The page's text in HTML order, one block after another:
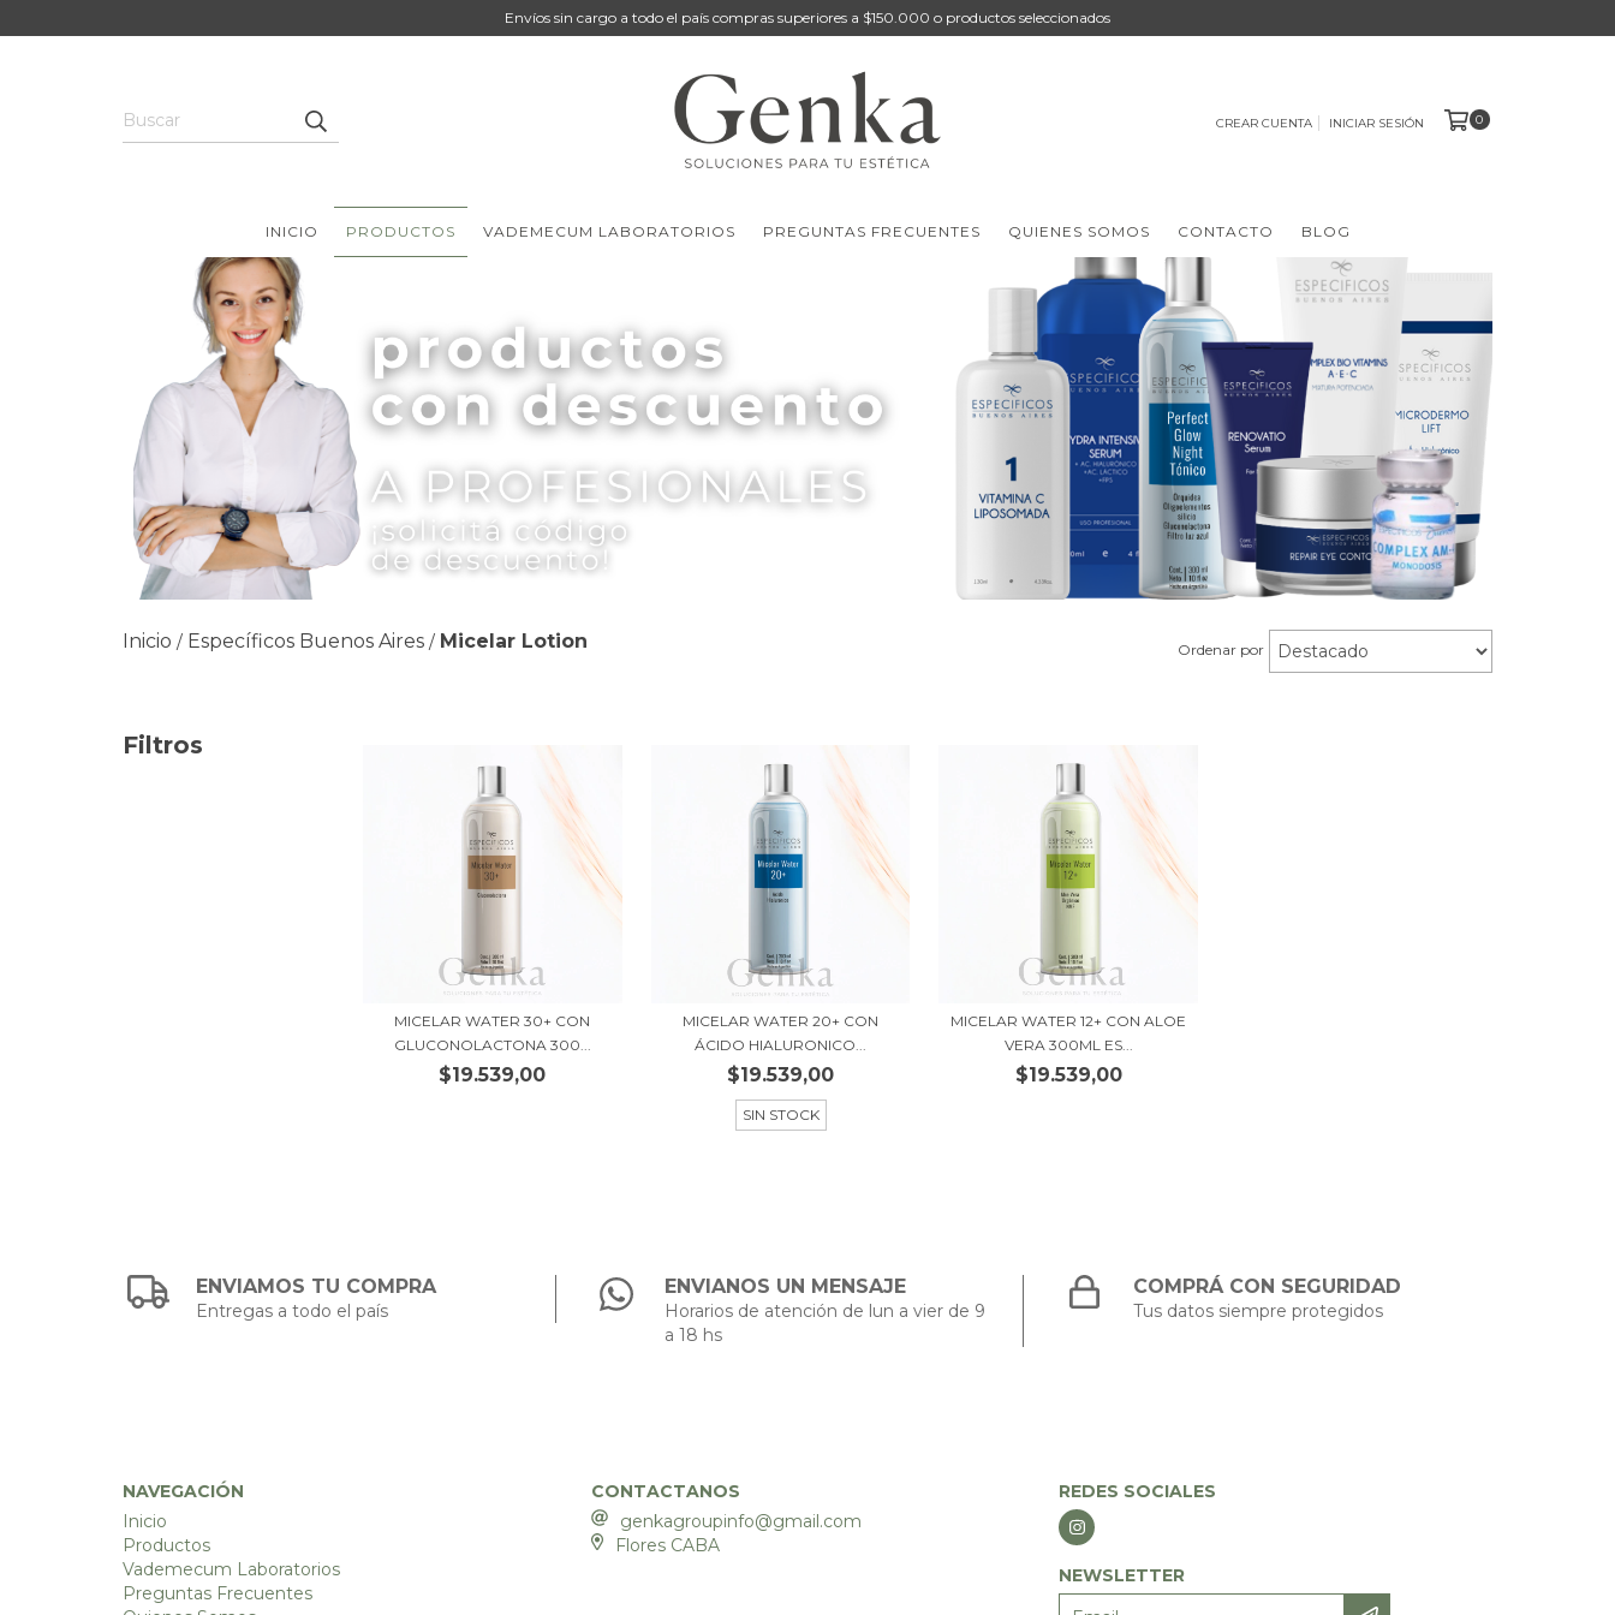
Envíos sin cargo a todo el país compras superiores a $150.000 o productos seleccionados
CREAR CUENTA INICIAR SESIÓN 0
INICIO PRODUCTOS VADEMECUM LABORATORIOS PREGUNTAS FRECUENTES QUIENES SOMOS CONTACTO BLOG
Inicio / Específicos Buenos Aires / Micelar Lotion Ordenar por
Filtros
MICELAR WATER 30+ CON
GLUCONOLACTONA 300...
$19.539,00
MICELAR WATER 20+ CON
ÁCIDO HIALURONICO...
$19.539,00
SIN STOCK
MICELAR WATER 12+ CON ALOE
VERA 300ML ES...
$19.539,00
ENVIAMOS TU COMPRA
Entregas a todo el país
ENVIANOS UN MENSAJE
Horarios de atención de lun a vier de 9
a 18 hs
COMPRÁ CON SEGURIDAD
Tus datos siempre protegidos
NAVEGACIÓN
Inicio
Productos
Vademecum Laboratorios
Preguntas Frecuentes
CONTACTANOS
genkagroupinfo@gmail.com
Flores CABA
REDES SOCIALES
NEWSLETTER